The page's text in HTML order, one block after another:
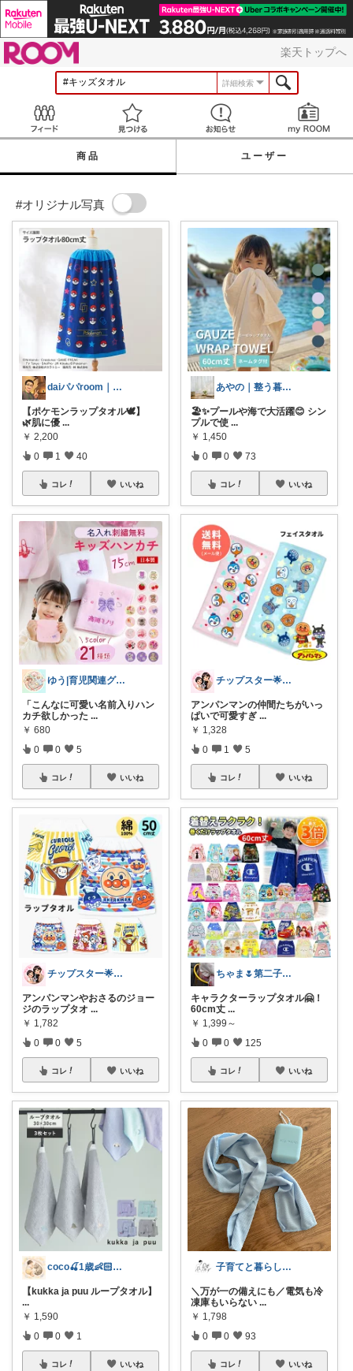
楽天トップへ
詳細検索
見つける お知らせ
商品 ユーザー
#オリジナル写真
daiパパroom｜育児×便利グッズ
【ポケモンラップタオル🕊️】
🌿肌に優 ...
￥ 2,200
0 1 40
コレ いいね
ゆう|育児関連グッズ✨
「こんなに可愛い名前入りハン
カチ欲しかった ...
￥ 680
0 0 5
コレ いいね
チップスター🌟8月もよろしく😎🌻
アンパンマンやおさるのジョー
ジのラップタオ ...
￥ 1,782
0 0 5
コレ いいね
coco🍒1歳👶🏻5歳🐈
【kukka ja puu ループタオル】
...
￥ 1,590
0 0 1
コレ いいね
あやの｜整う暮らしROOM
🏖️✨プールや海で大活躍😊 シン
プルで使 ...
￥ 1,450
0 0 73
コレ いいね
チップスター🌟8月もよろしく😎🌻
アンパンマンの仲間たちがいっ
ぱいで可愛すぎ ...
￥ 1,328
0 1 5
コレ いいね
ちゃま🌷第二子妊娠中
キャラクターラップタオル🤗！
60cm丈 ...
￥ 1,399～
0 0 125
コレ いいね
子育てと暮らし🇫🇮☕️
＼万が一の備えにも／電気も冷
凍庫もいらない ...
￥ 1,798
0 0 93
コレ いいね